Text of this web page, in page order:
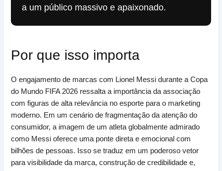
a um público massivo e apaixonado.
Por que isso importa
O engajamento de marcas com Lionel Messi durante a Copa
do Mundo FIFA 2026 ressalta a importância da associação
com figuras de alta relevância no esporte para o marketing
moderno. Em um cenário de fragmentação da atenção do
consumidor, a imagem de um atleta globalmente admirado
como Messi oferece uma ponte direta e emocional com
bilhões de pessoas. Isso se traduz em um poderoso vetor
para visibilidade da marca, construção de credibilidade e,